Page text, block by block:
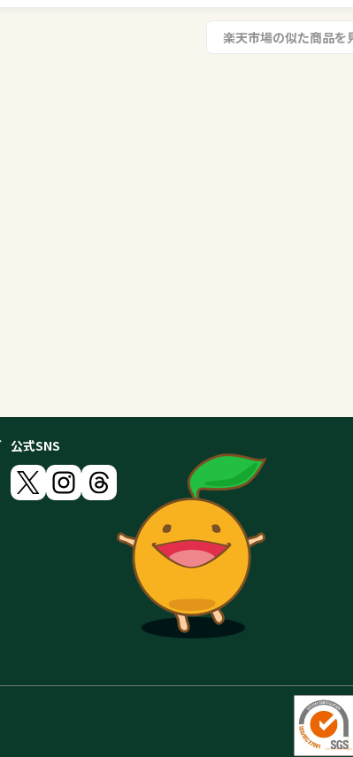
ヤー型 ENCノイズ
0dBノイキャン 高
音質ワイヤレスイ
高音質 ブルー
ース iphone カナル
楽天市場の似た商品を
公式SNS